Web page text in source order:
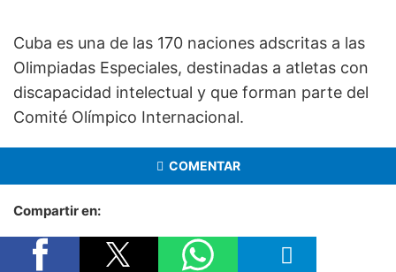
Cuba es una de las 170 naciones adscritas a las
Olimpiadas Especiales, destinadas a atletas con
discapacidad intelectual y que forman parte del
Comité Olímpico Internacional.
COMENTAR
Compartir en: